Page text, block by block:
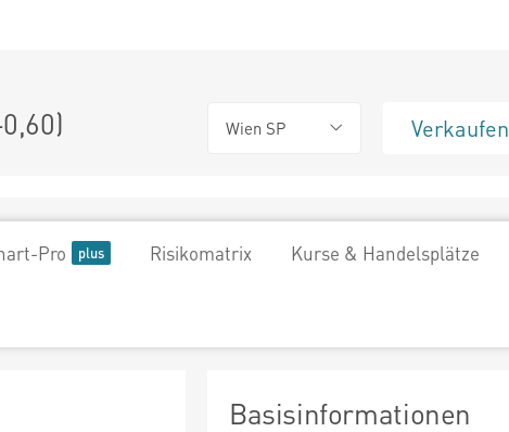
) Wien SP Verkaufen
Pro Risikomatrix Kurse & Handelsplätze
Basisinformationen